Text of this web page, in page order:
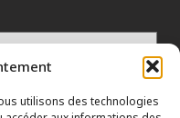
utilisons des technologies